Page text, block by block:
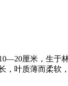
厘米，生于
叶质薄而柔